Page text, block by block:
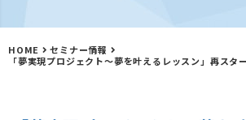
HOME
セミナー情報
「夢実現プロジェクト～夢を叶えるレッスン」再スタ